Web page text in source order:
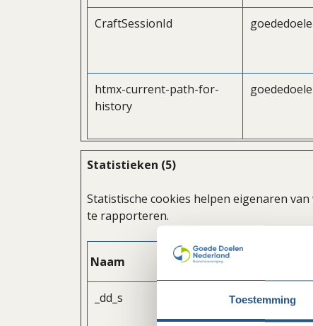
Toestemming
CraftSessionId
htmx-current-path-for-
history
Statistieken (5)
Statistische cookies helpen eigenaren
te rapporteren.
Naam
_dd_s